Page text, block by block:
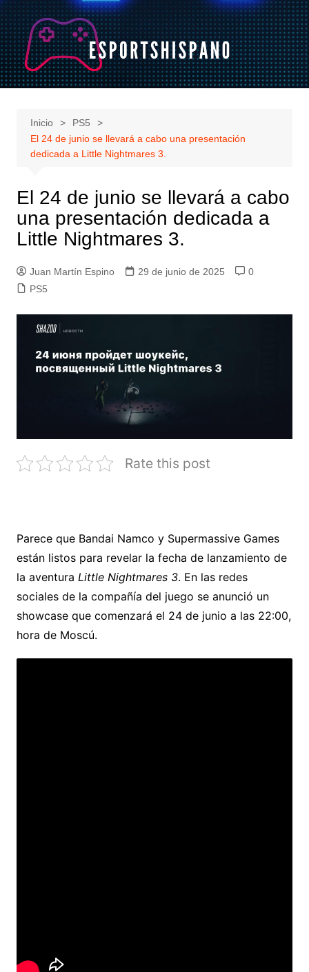
Saltar
al
contenido
Inicio
PS5
El 24 de junio se llevará a cabo una presentación
dedicada a Little Nightmares 3.
El 24 de junio se llevará a cabo
una presentación dedicada a
Little Nightmares 3.
Juan Martín Espino 29 de junio de 2025
0
PS5
Rate this post
Parece que Bandai Namco y Supermassive Games
están listos para revelar la fecha de lanzamiento de
la aventura Little Nightmares 3. En las redes
sociales de la compañía del juego se anunció un
showcase que comenzará el 24 de junio a las 22:00,
hora de Moscú.